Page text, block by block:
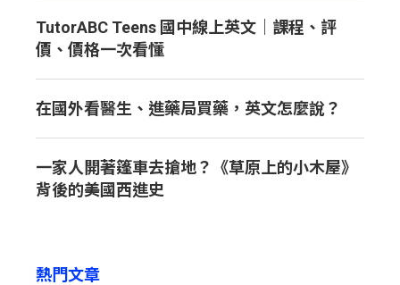
TutorABC Teens 國中線上英文｜課程、評
價、價格一次看懂
在國外看醫生、進藥局買藥，英文怎麼說？
一家人開著篷車去搶地？《草原上的小木屋》
背後的美國西進史
熱門文章